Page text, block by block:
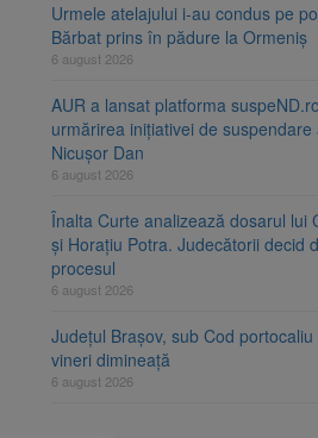
Urmele atelajului i-au condus pe
Bărbat prins în pădure la Ormeniș
6 august 2026
AUR a lansat platforma
urmărirea inițiativei de
Nicușor Dan
6 august 2026
Înalta Curte analizează dosarul lui
și Horațiu Potra. Judecătorii decid
procesul
6 august 2026
Județul Brașov, sub Cod
vineri dimineață
6 august 2026